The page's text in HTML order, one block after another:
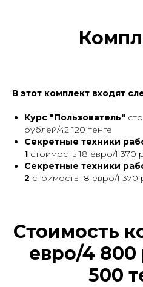
В этот комплект входят
Курс "Пользователь"
рублей/42 120 тенге
Секретные техники
1 стоимость 18 евро/1 370
Секретные техники
2 стоимость 18 евро/1
Стоимость
евро/4 800
500